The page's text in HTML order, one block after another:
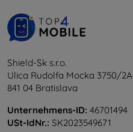
Shield-Sk s.r.o.
Ulica Rudolfa Mocka 3750/2A
841 04 Bratislava
Unternehmens-ID: 46701494
USt-IdNr.: SK2023549671